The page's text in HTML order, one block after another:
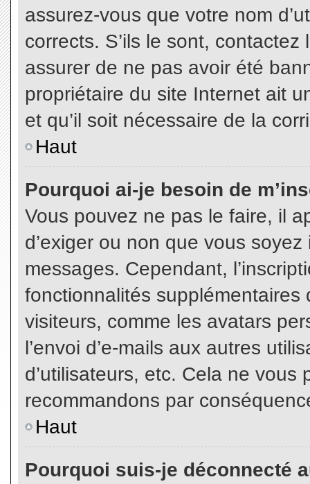
assurez-vous que votre nom
corrects. S’ils le sont,
assurer de ne pas avoir été
propriétaire du site Internet ait
et qu’il soit nécessaire de la
Haut
Pourquoi ai-je besoin de
Vous pouvez ne pas le faire, il
d’exiger ou non que vous
messages. Cependant,
fonctionnalités
visiteurs, comme les avatars
l’envoi d’e-mails aux autres
d’utilisateurs, etc. Cela ne vous
recommandons par
Haut
Pourquoi suis-je déconnecté